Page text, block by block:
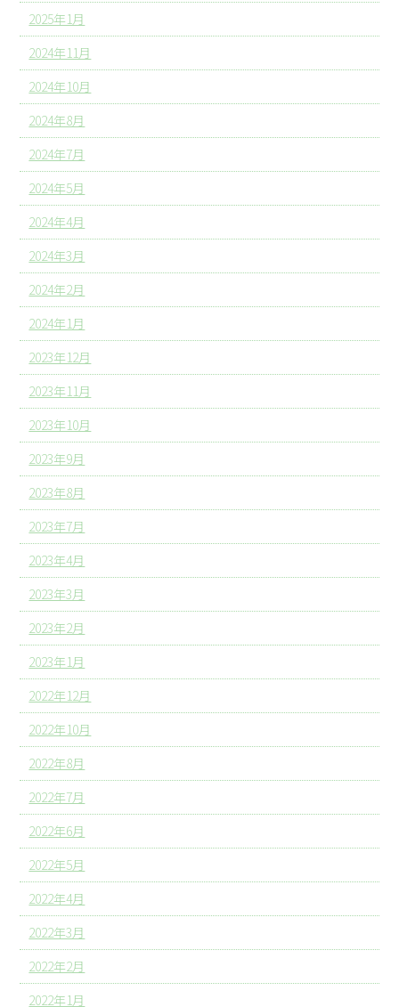
2025年1月
2024年11月
2024年10月
2024年8月
2024年7月
2024年5月
2024年4月
2024年3月
2024年2月
2024年1月
2023年12月
2023年11月
2023年10月
2023年9月
2023年8月
2023年7月
2023年4月
2023年3月
2023年2月
2023年1月
2022年12月
2022年10月
2022年8月
2022年7月
2022年6月
2022年5月
2022年4月
2022年3月
2022年2月
2022年1月